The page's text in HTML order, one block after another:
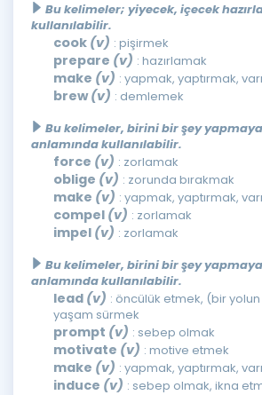
Bu kelimeler; yiyecek, içecek
kullanılabilir.
cook (v) : pişirmek
prepare (v) : hazırlamak
make (v) : yapmak, yaptırmak,
brew(v) : demlemek
Bu kelimeler, birini bir şey
anlamında kullanılabilir.
force (v) : zorlamak
oblige (v) : zorunda bırakmak
make (v) : yapmak, yaptırmak,
compel (v) : zorlamak
impel (v) : zorlamak
Bu kelimeler, birini bir şey
anlamında kullanılabilir.
lead (v) : öncülük etmek, (bir
yaşam sürmek
prompt (v) : sebep olmak
motivate (v) : motive etmek
make (v) : yapmak, yaptırmak,
induce (v) : sebep olmak, ikna